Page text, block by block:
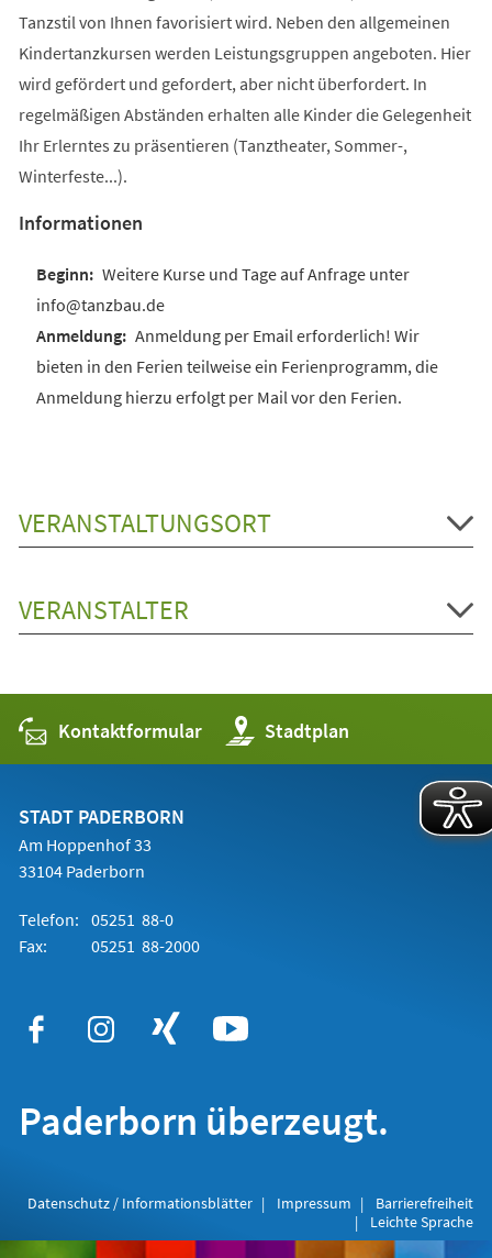
Tanzstil von Ihnen favorisiert wird. Neben den allgemeinen
Kindertanzkursen werden Leistungsgruppen angeboten. Hier
wird gefördert und gefordert, aber nicht überfordert. In
regelmäßigen Abständen erhalten alle Kinder die Gelegenheit
Ihr Erlerntes zu präsentieren (Tanztheater, Sommer-,
Winterfeste...).
Informationen
Weitere Kurse und Tage auf Anfrage unter
info@tanzbau.de
Anmeldung per Email erforderlich! Wir
bieten in den Ferien teilweise ein Ferienprogramm, die
Anmeldung hierzu erfolgt per Mail vor den Ferien.
VERANSTALTUNGSORT
VERANSTALTER
Kontaktformular Stadtplan
(Öffnet
in
einem
STADT PADERBORN
Am Hoppenhof 33
33104 Paderborn
Telefon: 05251 88-0
Fax:
05251 88-2000
Paderborn überzeugt.
Datenschutz / Informationsblätter Impressum
Barrierefreiheit
Leichte Sprache